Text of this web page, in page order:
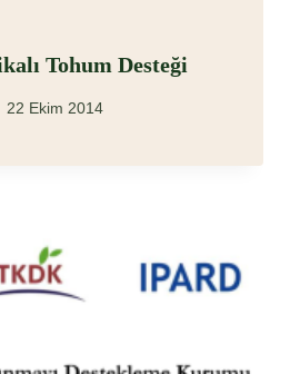
Tohum Desteği
22 Ekim 2014